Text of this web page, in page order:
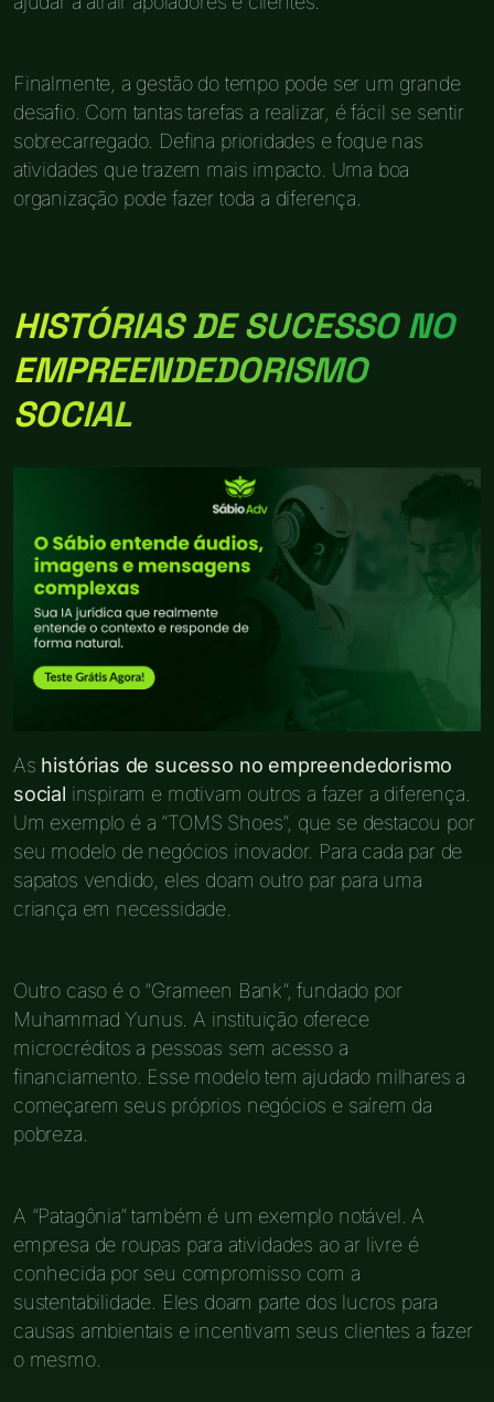
Finalmente, a gestão do tempo pode ser um grande
desafio. Com tantas tarefas a realizar, é fácil se sentir
sobrecarregado. Defina prioridades e foque nas
atividades que trazem mais impacto. Uma boa
organização pode fazer toda a diferença.
HISTÓRIAS DE SUCESSO NO
EMPREENDEDORISMO
SOCIAL
As histórias de sucesso no empreendedorismo
social inspiram e motivam outros a fazer a diferença.
Um exemplo é a “TOMS Shoes”, que se destacou por
seu modelo de negócios inovador. Para cada par de
sapatos vendido, eles doam outro par para uma
criança em necessidade.
Outro caso é o “Grameen Bank”, fundado por
Muhammad Yunus. A instituição oferece
microcréditos a pessoas sem acesso a
financiamento. Esse modelo tem ajudado milhares a
começarem seus próprios negócios e saírem da
pobreza.
A “Patagônia” também é um exemplo notável. A
empresa de roupas para atividades ao ar livre é
conhecida por seu compromisso com a
sustentabilidade. Eles doam parte dos lucros para
causas ambientais e incentivam seus clientes a fazer
o mesmo.